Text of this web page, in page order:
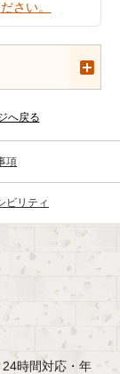
さい。
へ戻る
項
ビリティ
時間対応・年